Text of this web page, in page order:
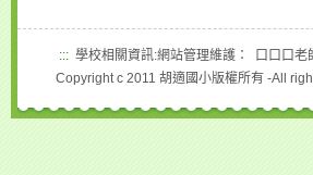
::: 學校相關資訊:網站管理維護： 口口口老
Copyright c 2011 胡適國小版權所有 -All